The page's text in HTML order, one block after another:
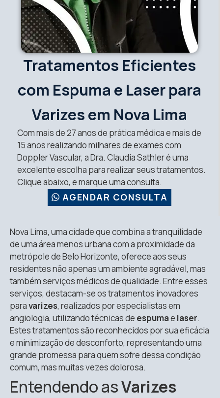
Tratamentos Eficientes
com Espuma e Laser para
Varizes em Nova Lima
Com mais de 27 anos de prática médica e mais de
15 anos realizando milhares de exames com
Doppler Vascular, a Dra. Claudia Sathler é uma
excelente escolha para realizar seus tratamentos.
Clique abaixo, e marque uma consulta.
AGENDAR CONSULTA
Nova Lima, uma cidade que combina a tranquilidade
de uma área menos urbana com a proximidade da
metrópole de Belo Horizonte, oferece aos seus
residentes não apenas um ambiente agradável, mas
também serviços médicos de qualidade. Entre esses
serviços, destacam-se os tratamentos inovadores
paravarizes, realizados por especialistas em
angiologia, utilizando técnicas de espumae laser.
Estes tratamentos são reconhecidos por sua eficácia
e minimização de desconforto, representando uma
grande promessa para quem sofre dessa condição
comum, mas muitas vezes dolorosa.
Entendendo asVarizes